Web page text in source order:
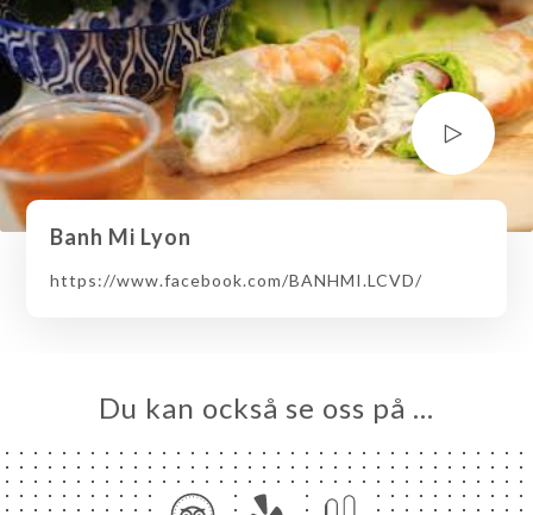
Banh Mi Lyon
https://www.facebook.com/BANHMI.LCVD/
Du kan också se oss på …